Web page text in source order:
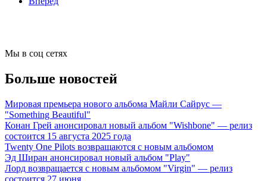
Мы в соц сетях
Больше новостей
Мировая премьера нового альбома Майли Сайрус —
"Something Beautiful"
Конан Грей анонсировал новый альбом "Wishbone" — релиз
состоится 15 августа 2025 года
Twenty One Pilots возвращаются с новым альбомом
Эд Ширан анонсировал новый альбом "Play"
Лорд возвращается с новым альбомом "Virgin" — релиз